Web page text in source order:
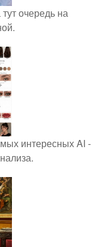
очередь на
интересных AI -